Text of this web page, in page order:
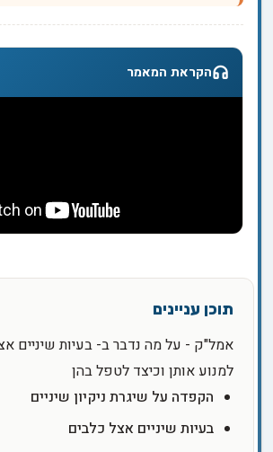
הקראת המאמר
אמל"ק - על מה נדבר ב- בעיות שיניים
למנוע אותן וכיצד לטפל בהן
הקפדה על שיגרת ניקיון שיניים
בעיות שיניים אצל כלבים